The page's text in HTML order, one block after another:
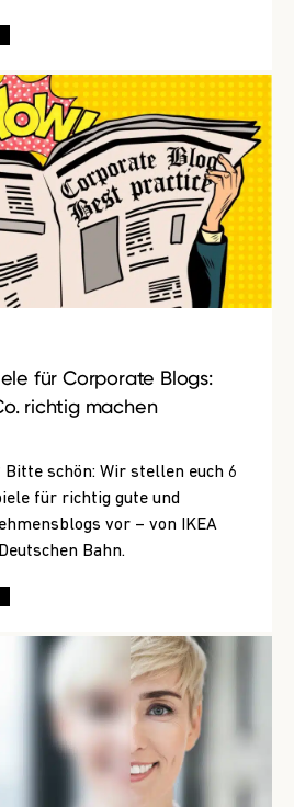
für Corporate Blogs:
richtig machen
Bitte schön: Wir stellen euch 6
für richtig gute und
vor – von IKEA
Bahn.